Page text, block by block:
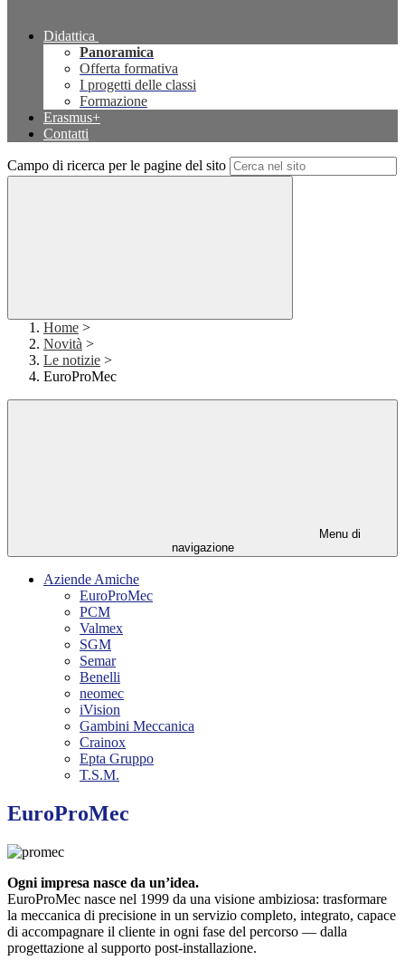
Didattica
Panoramica
Offerta formativa
I progetti delle classi
Formazione
Erasmus+
Contatti
Campo di ricerca per le pagine del sito
Home >
Novità >
Le notizie >
EuroProMec
Menu di
navigazione
Aziende Amiche
EuroProMec
PCM
Valmex
SGM
Semar
Benelli
neomec
iVision
Gambini Meccanica
Crainox
Epta Gruppo
T.S.M.
EuroProMec
Ogni impresa nasce da un’idea.
EuroProMec nasce nel 1999 da una visione ambiziosa: trasformare
la meccanica di precisione in un servizio completo, integrato, capace
di accompagnare il cliente in ogni fase del percorso — dalla
progettazione al supporto post-installazione.